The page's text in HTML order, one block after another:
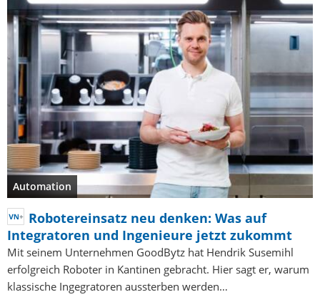
Automation
Robotereinsatz neu denken: Was auf
Integratoren und Ingenieure jetzt zukommt
Mit seinem Unternehmen GoodBytz hat Hendrik Susemihl
erfolgreich Roboter in Kantinen gebracht. Hier sagt er, warum
klassische Ingegratoren aussterben werden…